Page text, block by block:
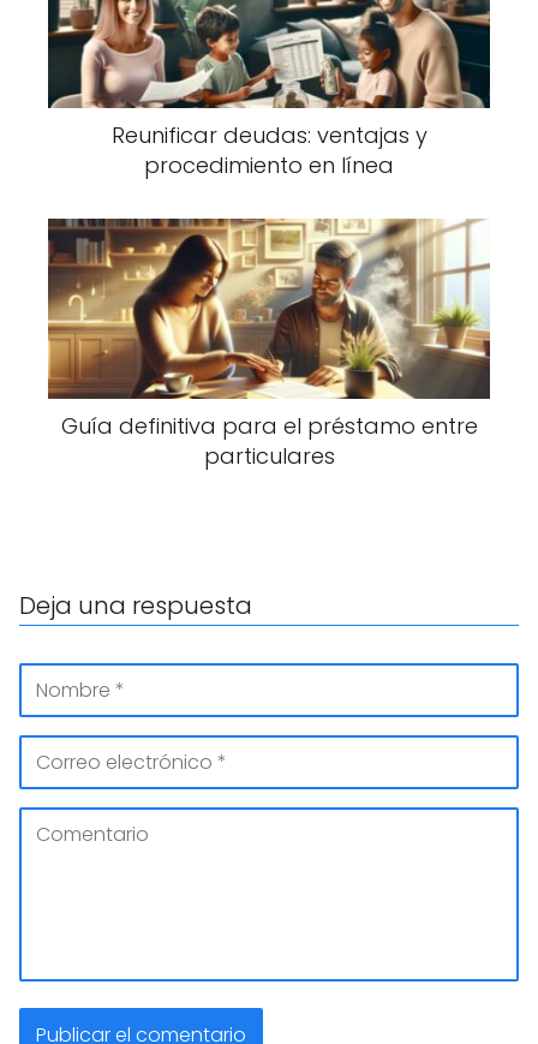
Reunificar deudas: ventajas y
procedimiento en línea
Guía definitiva para el préstamo entre
particulares
Deja una respuesta